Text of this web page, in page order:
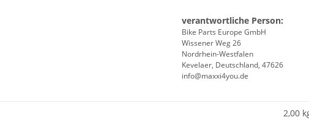
verantwortliche Person:
Bike Parts Europe GmbH
Wissener Weg 26
Nordrhein-Westfalen
Kevelaer, Deutschland, 47626
info@maxxi4you.de
2,00